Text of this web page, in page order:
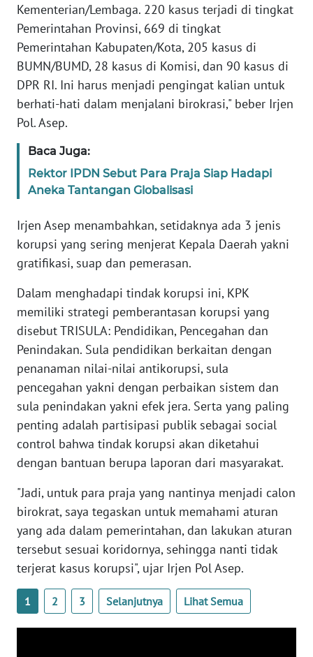
Kementerian/Lembaga. 220 kasus terjadi di tingkat
Pemerintahan Provinsi, 669 di tingkat
Pemerintahan Kabupaten/Kota, 205 kasus di
BUMN/BUMD, 28 kasus di Komisi, dan 90 kasus di
DPR RI. Ini harus menjadi pengingat kalian untuk
berhati-hati dalam menjalani birokrasi," beber Irjen
Pol. Asep.
Baca Juga:
Rektor IPDN Sebut Para Praja Siap Hadapi
Aneka Tantangan Globalisasi
Irjen Asep menambahkan, setidaknya ada 3 jenis
korupsi yang sering menjerat Kepala Daerah yakni
gratifikasi, suap dan pemerasan.
Dalam menghadapi tindak korupsi ini, KPK
memiliki strategi pemberantasan korupsi yang
disebut TRISULA: Pendidikan, Pencegahan dan
Penindakan. Sula pendidikan berkaitan dengan
penanaman nilai-nilai antikorupsi, sula
pencegahan yakni dengan perbaikan sistem dan
sula penindakan yakni efek jera. Serta yang paling
penting adalah partisipasi publik sebagai social
control bahwa tindak korupsi akan diketahui
dengan bantuan berupa laporan dari masyarakat.
"Jadi, untuk para praja yang nantinya menjadi calon
birokrat, saya tegaskan untuk memahami aturan
yang ada dalam pemerintahan, dan lakukan aturan
tersebut sesuai koridornya, sehingga nanti tidak
terjerat kasus korupsi", ujar Irjen Pol Asep.
1 2 3 Selanjutnya Lihat Semua
WN
SULBAR
WN
BABEL
WN
WN
SUMSEL
WN
BENGKULU
LAMPUNG
WN
JATENG
NUSANTARA
WN
JOGJA
JATIM
WN
BALI
WN
KALBAR